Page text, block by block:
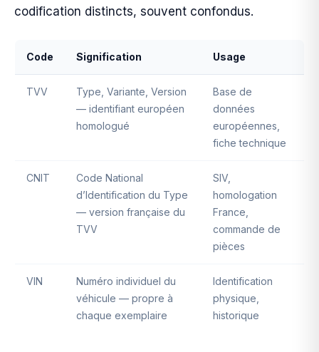
codification distincts, souvent confondus.
Code Signification Usage
TVV
Type, Variante, Version
— identifiant européen
homologué
Base de
données
européennes,
fiche technique
CNIT
Code National
d’Identification du Type
— version française du
TVV
SIV,
homologation
France,
commande de
pièces
VIN
Numéro individuel du
véhicule — propre à
chaque exemplaire
Identification
physique,
historique